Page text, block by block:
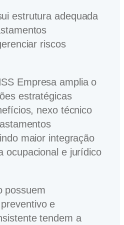
estrutura adequada
riscos
Empresa amplia o
estratégicas
nexo técnico
maior integração
ocupacional e jurídico
possuem
e
tendem a